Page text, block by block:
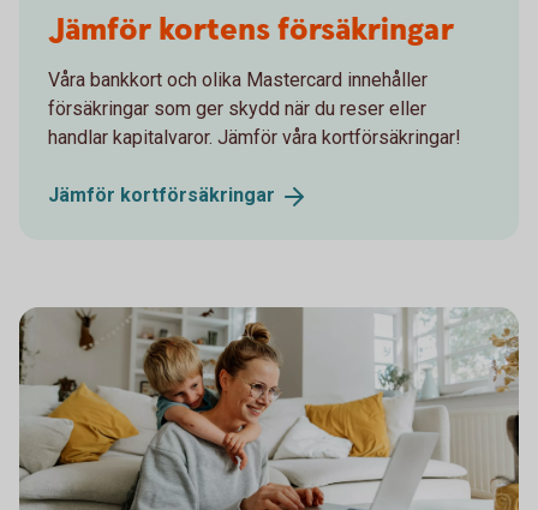
Jämför kortens försäkringar
Våra bankkort och olika Mastercard innehåller
försäkringar som ger skydd när du reser eller
handlar kapitalvaror. Jämför våra kortförsäkringar!
Jämför kortförsäkringar